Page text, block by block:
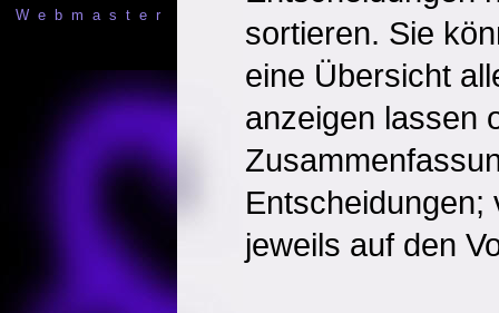
W e b m a s t e r
sortieren. Sie
eine Übersicht
anzeigen lassen
Entscheidungen;
jeweils auf den